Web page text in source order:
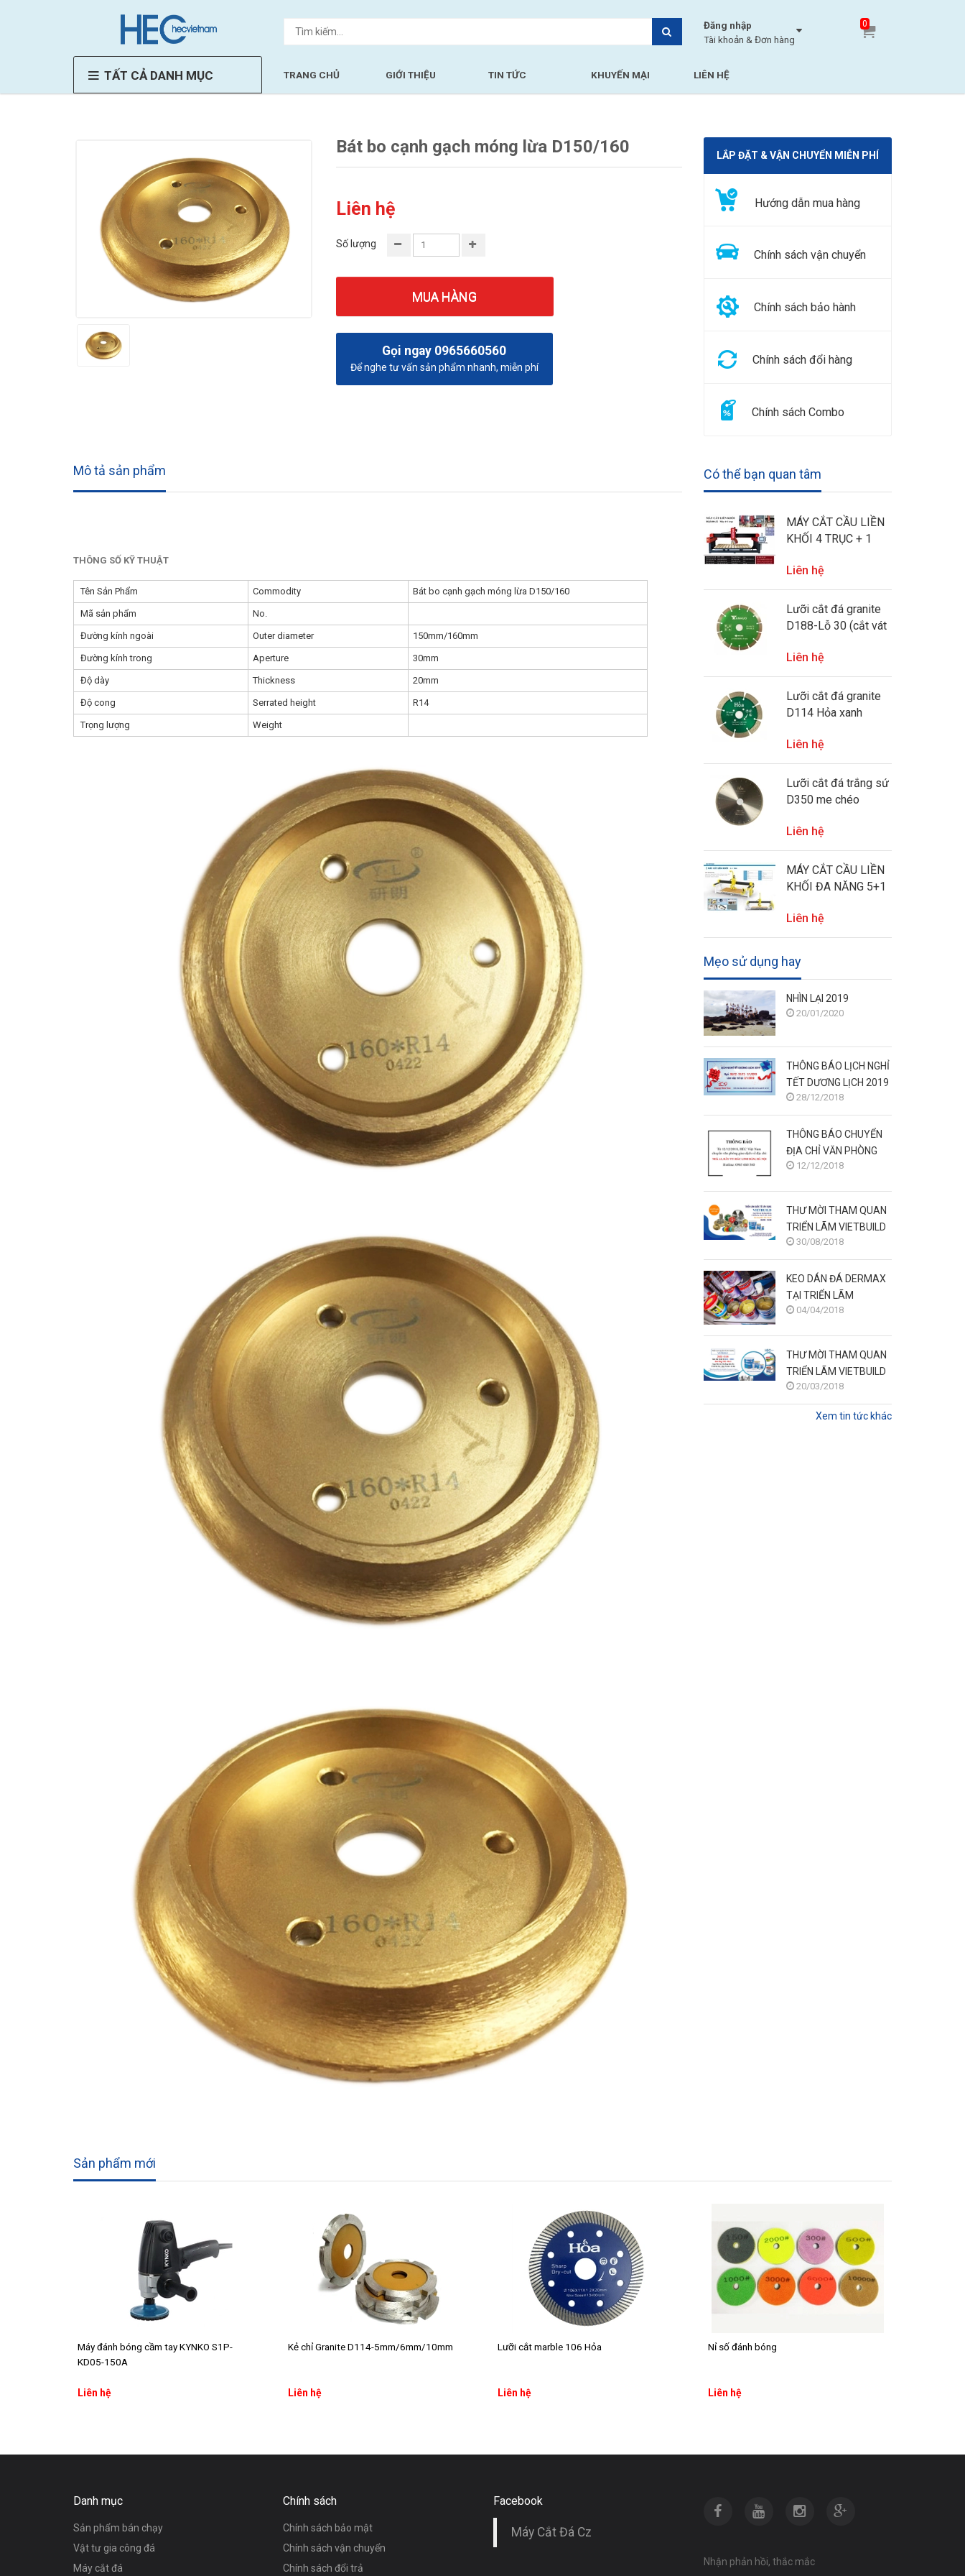
Đăng nhập
Tài khoản & Đơn hàng
0
TẤT CẢ DANH MỤC TRANG CHỦ GIỚI THIỆU TIN TỨC KHUYẾN MẠI LIÊN HỆ
Bát bo cạnh gạch móng lừa D150/160
Liên hệ
Số lượng
MUA HÀNG
Gọi ngay 0965660560
Để nghe tư vấn sản phẩm nhanh, miễn phí
LẮP ĐẶT & VẬN CHUYỂN MIỄN PHÍ
Hướng dẫn mua hàng
Chính sách vận chuyển
Chính sách bảo hành
Chính sách đổi hàng
Chính sách Combo
Mô tả sản phẩm
THÔNG SỐ KỸ THUẬT
Tên Sản Phẩm Commodity Bát bo cạnh gạch móng lừa D150/160
Mã sản phẩm No.
Đường kính ngoài Outer diameter 150mm/160mm
Đường kính trong Aperture 30mm
Độ dày Thickness 20mm
Độ cong Serrated height R14
Trọng lượng Weight
Có thể bạn quan tâm
MÁY CẮT CẦU LIỀN
KHỐI 4 TRỤC + 1
Liên hệ
Lưỡi cắt đá granite
D188-Lỗ 30 (cắt vát
phào)
Liên hệ
Lưỡi cắt đá granite
D114 Hỏa xanh
Liên hệ
Lưỡi cắt đá trắng sứ
D350 me chéo
Liên hệ
MÁY CẮT CẦU LIỀN
KHỐI ĐA NĂNG 5+1
Liên hệ
Mẹo sử dụng hay
NHÌN LẠI 2019
20/01/2020
THÔNG BÁO LỊCH NGHỈ
TẾT DƯƠNG LỊCH 2019
28/12/2018
THÔNG BÁO CHUYỂN
ĐỊA CHỈ VĂN PHÒNG
GIAO DỊCH
12/12/2018
THƯ MỜI THAM QUAN
TRIỂN LÃM VIETBUILD
HÀ NỘI 6/9 - 10/9
30/08/2018
KEO DÁN ĐÁ DERMAX
TẠI TRIỂN LÃM
VIETBUILD HÀ NỘI
04/04/2018
THƯ MỜI THAM QUAN
TRIỂN LÃM VIETBUILD
HÀ NỘI 28/3 -
1/4/2018
20/03/2018
Xem tin tức khác
Sản phẩm mới
Máy đánh bóng cầm tay KYNKO S1P-
KD05-150A
Liên hệ
Kẻ chỉ Granite D114-5mm/6mm/10mm
Liên hệ
Lưỡi cắt marble 106 Hỏa
Liên hệ
Nỉ số đánh bóng
Liên hệ
Danh mục
Sản phẩm bán chạy
Vật tư gia công đá
Máy cắt đá
Chính sách
Chính sách bảo mật
Chính sách vận chuyển
Chính sách đổi trả
Facebook
Máy Cắt Đá Cz
Nhận phản hồi, thắc mắc